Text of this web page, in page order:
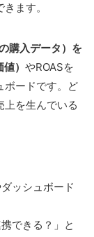
ます。
購入データ）を
） やROASを
ボードです。ど
上を生んでいる
ッシュボード
できる？」と